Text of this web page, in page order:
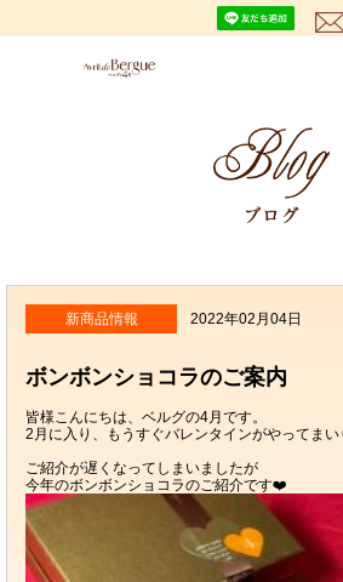
新商品情報 2022年02月04日
ボンボンショコラのご案内
皆様こんにちは、ベルグの4月です。
2月に入り、もうすぐバレンタインがやってま
ご紹介が遅くなってしまいましたが
今年のボンボンショコラのご紹介です❤️